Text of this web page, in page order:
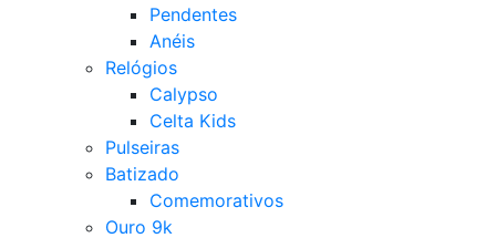
Pendentes
Anéis
Relógios
Calypso
Celta Kids
Pulseiras
Batizado
Comemorativos
Ouro 9k